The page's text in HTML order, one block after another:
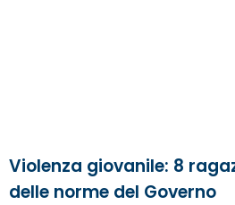
Violenza giovanile: 8
delle norme del Governo